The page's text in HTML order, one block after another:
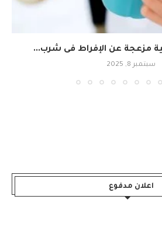
سبتمبر 8, 2025
اعلان مدفوع